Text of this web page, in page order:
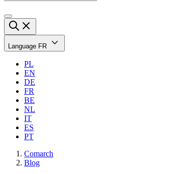
Language FR
PL
EN
DE
FR
BE
NL
IT
ES
PT
Comarch
Blog